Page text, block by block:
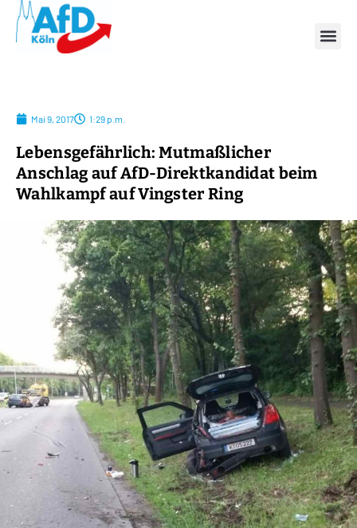
Mai 9, 2017 1:29 p.m.
Lebensgefährlich: Mutmaßlicher
Anschlag auf AfD-Direktkandidat beim
Wahlkampf auf Vingster Ring